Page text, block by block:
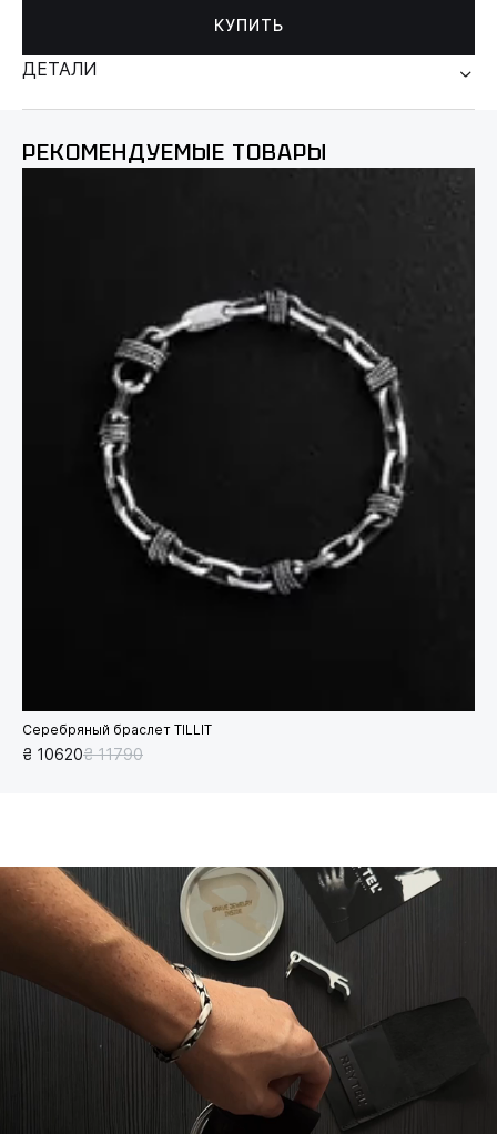
КУПИТЬ
ДЕТАЛИ
РЕКОМЕНДУЕМЫЕ ТОВАРЫ
Серебряный браслет TILLIT
₴ 10620₴ 11790